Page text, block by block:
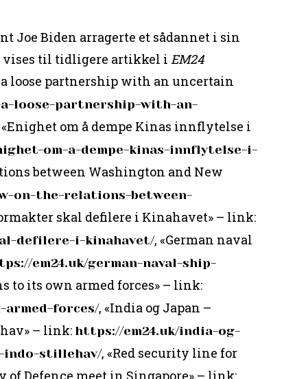
Joe Biden arragerte et sådannet i sin
vises til tidligere artikkel i EM24
a loose partnership with an uncertain
loose-partnership-with-an-
om å dempe Kinas innflytelse i
om-a-dempe-kinas-innflytelse-i-
between Washington and New
on-the-relations-between-
skal defilere i Kinahavet» – link:
defilere-i-kinahavet/, «German naval
em24.uk/german-naval-ship-
to its own armed forces» – link:
armed-forces/, «India og Japan –
– link: https://em24.uk/india-og-
indo-stillehav/, «Red security line for
of Defence meet in Singapore» – link: